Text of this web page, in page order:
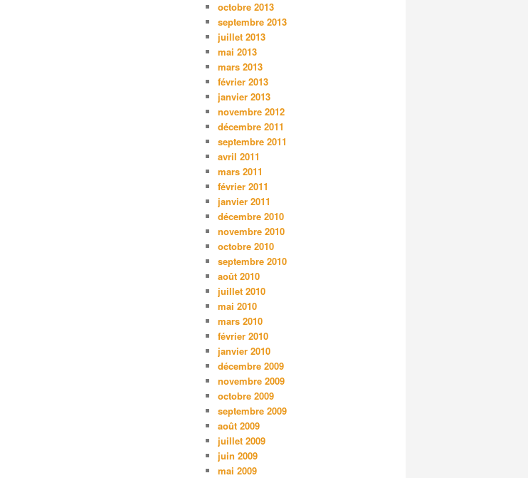
octobre 2013
septembre 2013
juillet 2013
mai 2013
mars 2013
février 2013
janvier 2013
novembre 2012
décembre 2011
septembre 2011
avril 2011
mars 2011
février 2011
janvier 2011
décembre 2010
novembre 2010
octobre 2010
septembre 2010
août 2010
juillet 2010
mai 2010
mars 2010
février 2010
janvier 2010
décembre 2009
novembre 2009
octobre 2009
septembre 2009
août 2009
juillet 2009
juin 2009
mai 2009